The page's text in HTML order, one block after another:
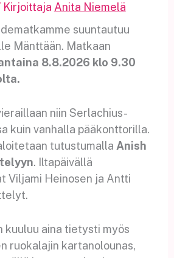
Kirjoittaja Anita Niemelä
suuntautuu
Mänttään. Matkaan
8.8.2026 klo 9.30
niin Serlachius-
kuin vanhalla pääkonttorilla.
tutustumalla Anish
. Iltapäivällä
Viljami Heinosen ja Antti
kuuluu aina tietysti myös
ruokalajin kartanolounas,